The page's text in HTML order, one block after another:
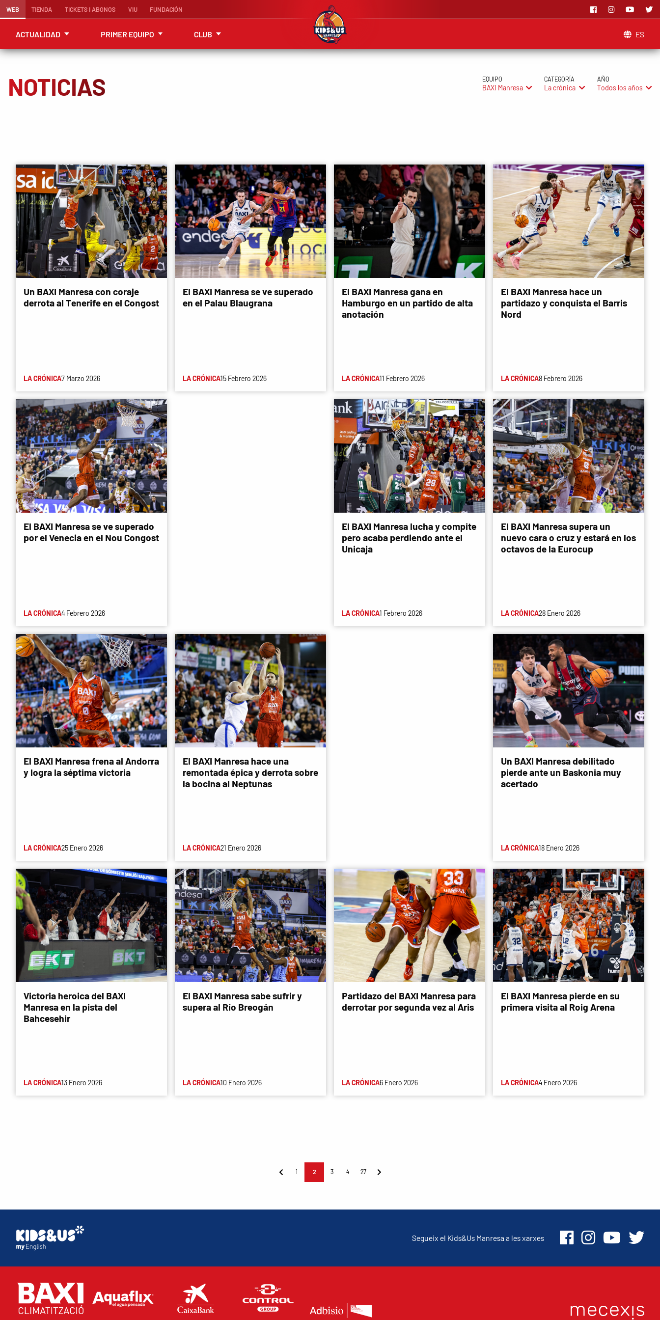
WEB TIENDA TICKETS I ABONOS VIU FUNDACIÓN
ACTUALIDAD PRIMER EQUIPO CLUB ES
NOTICIAS EQUIPO
BAXI Manresa
CATEGORÍA
La crónica
AÑO
Todos los años
Un BAXI Manresa con coraje
derrota al Tenerife en el Congost
LA CRÓNICA7 Marzo 2026
El BAXI Manresa se ve superado
en el Palau Blaugrana
LA CRÓNICA15 Febrero 2026
El BAXI Manresa gana en
Hamburgo en un partido de alta
anotación
LA CRÓNICA11 Febrero 2026
El BAXI Manresa hace un
partidazo y conquista el Barris
Nord
LA CRÓNICA8 Febrero 2026
El BAXI Manresa se ve superado
por el Venecia en el Nou Congost
LA CRÓNICA4 Febrero 2026
El BAXI Manresa lucha y compite
pero acaba perdiendo ante el
Unicaja
LA CRÓNICA1 Febrero 2026
El BAXI Manresa supera un
nuevo cara o cruz y estará en los
octavos de la Eurocup
LA CRÓNICA28 Enero 2026
El BAXI Manresa frena al Andorra
y logra la séptima victoria
LA CRÓNICA25 Enero 2026
El BAXI Manresa hace una
remontada épica y derrota sobre
la bocina al Neptunas
LA CRÓNICA21 Enero 2026
Un BAXI Manresa debilitado
pierde ante un Baskonia muy
acertado
LA CRÓNICA18 Enero 2026
Victoria heroica del BAXI
Manresa en la pista del
Bahcesehir
LA CRÓNICA13 Enero 2026
El BAXI Manresa sabe sufrir y
supera al Río Breogán
LA CRÓNICA10 Enero 2026
Partidazo del BAXI Manresa para
derrotar por segunda vez al Aris
LA CRÓNICA6 Enero 2026
El BAXI Manresa pierde en su
primera visita al Roig Arena
LA CRÓNICA4 Enero 2026
1 2 3 4 27
Segueix el Kids&Us Manresa a les xarxes